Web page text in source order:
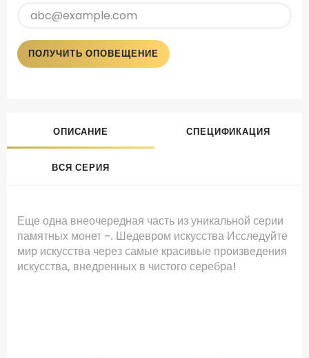
ПОЛУЧИТЬ ОПОВЕЩЕНИЕ
ОПИСАНИЕ СПЕЦИФИКАЦИЯ
ВСЯ СЕРИЯ
Еще одна внеочередная часть из уникальной серии
памятных монет -. Шедевром искусства Исследуйте
мир искусства через самые красивые произведения
искусства, внедренных в чистого серебра!